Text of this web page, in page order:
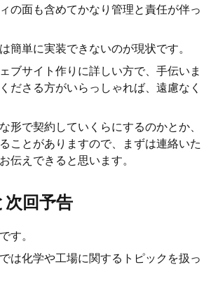
の面も含めてかなり管理と責任が伴っ
簡単に実装できないのが現状です。
ブサイト作りに詳しい方で、手伝いま
ださる方がいらっしゃれば、遠慮なく
形で契約していくらにするのかとか、
ことがありますので、まずは連絡いた
伝えできると思います。
次回予告
す。
は化学や工場に関するトピックを扱っ